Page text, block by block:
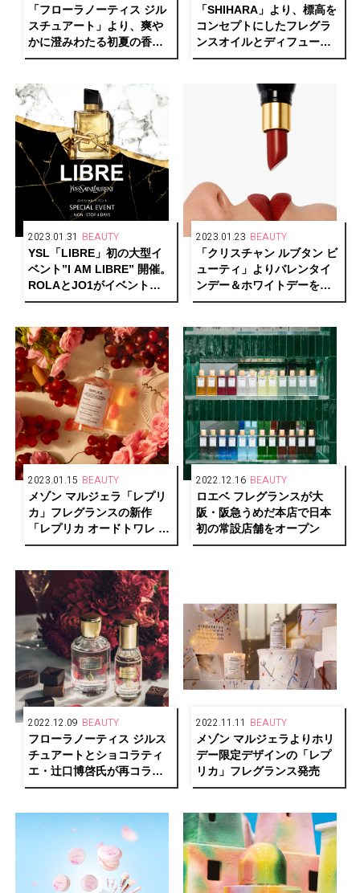
「フローラノーティス ジル
スチュアート」より、爽や
かに澄みわたる初夏の香り
のブルーハイドレンジアの
「SHIHARA」より、標高を
コンセプトにしたフレグラ
ンスオイルとディフューザ
ーが発売中
2023.01.31 BEAUTY
YSL「LIBRE」初の大型イ
ベント”I AM LIBRE” 開催。
ROLAとJO1がイベントナ
ビゲーターに決定！
2023.01.23 BEAUTY
「クリスチャン ルブタン ビ
ューティ」よりバレンタイ
ンデー＆ホワイトデーを彩
る、おすすめのリップ&フレ
2023.01.15 BEAUTY
メゾン マルジェラ「レプリ
カ」フレグランスの新作
「レプリカ オードトワレ オ
ン ア デート」は夕暮れのエ
させる香り
2022.12.16 BEAUTY
ロエベ フレグランスが大
阪・阪急うめだ本店で日本
初の常設店舗をオープン
2022.12.09 BEAUTY
フローラノーティス ジルス
チュアートとショコラティ
エ・辻口博啓氏が再コラボ
レーションし、限定デザイ
2022.11.11 BEAUTY
メゾン マルジェラよりホリ
デー限定デザインの「レプ
リカ」フレグランス発売